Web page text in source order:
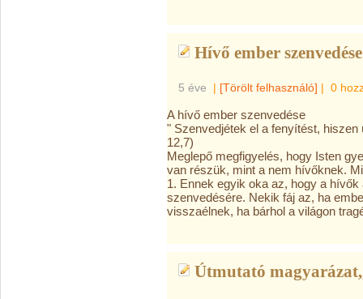
Hívő ember
5 éve | [Törölt felhasználó] | 0
A hívő ember szenvedése
" Szenvedjétek el a fenyítést,
12,7)
Meglepő megfigyelés, hogy Isten
van részük, mint a nem hívőknek.
1. Ennek egyik oka az, hogy a
szenvedésére. Nekik fáj az, ha
visszaélnek, ha bárhol a világon
Útmutató